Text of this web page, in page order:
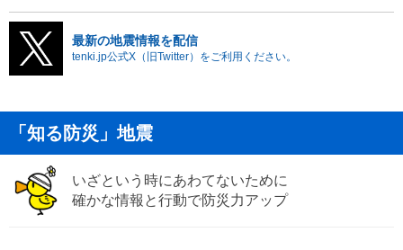
最新の地震情報を配信
tenki.jp公式X（旧Twitter）をご利用ください。
「知る防災」地震
いざという時にあわてないために
確かな情報と行動で防災力アップ